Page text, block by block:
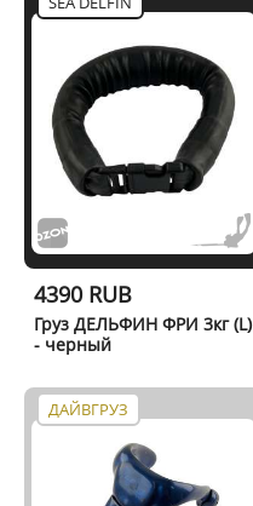
4390 RUB
Груз ДЕЛЬФИН ФРИ 3кг (L)
- черный
ДАЙВГРУЗ